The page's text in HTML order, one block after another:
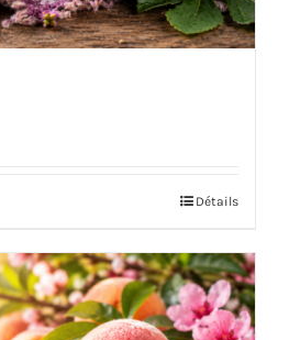
Détails